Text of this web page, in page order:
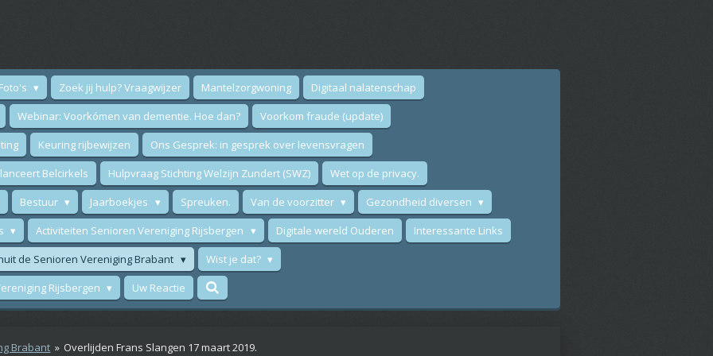
Foto's Zoek jij hulp? Vraagwijzer Mantelzorgwoning
Digitaal nalatenschap
Webinar: Voorkómen van dementie. Hoe dan?
Voorkom fraude (update)
Keuring rijbewijzen
Ons Gesprek: in gesprek over levensvragen
Belcirkels
Hulpvraag Stichting Welzijn Zundert (SWZ)
Wet op de privacy.
Bestuur Jaarboekjes Spreuken. Van de voorzitter
Gezondheid diversen
Activiteiten Senioren Vereniging Rijsbergen Digitale wereld Ouderen
Interessante Links
de Senioren Vereniging Brabant
Wist je dat?
Rijsbergen
Uw Reactie
Brabant » Overlijden Frans Slangen 17 maart 2019.